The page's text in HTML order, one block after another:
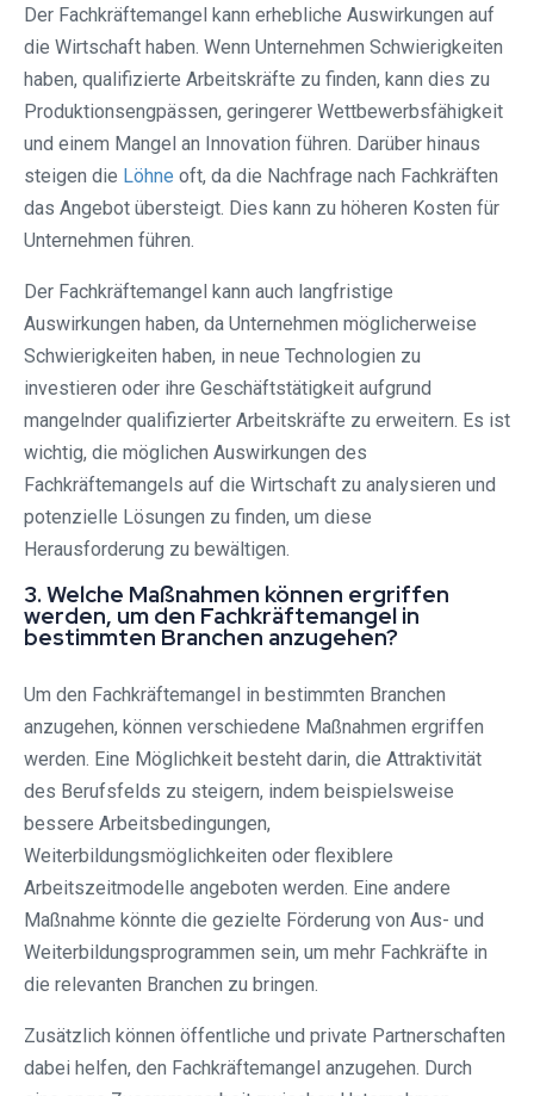
Der Fachkräftemangel kann erhebliche Auswirkungen auf
die Wirtschaft haben. Wenn Unternehmen Schwierigkeiten
haben, qualifizierte Arbeitskräfte zu finden, kann dies zu
Produktionsengpässen, geringerer Wettbewerbsfähigkeit
und einem Mangel an Innovation führen. Darüber hinaus
steigen die Löhne oft, da die Nachfrage nach Fachkräften
das Angebot übersteigt. Dies kann zu höheren Kosten für
Unternehmen führen.
Der Fachkräftemangel kann auch langfristige
Auswirkungen haben, da Unternehmen möglicherweise
Schwierigkeiten haben, in neue Technologien zu
investieren oder ihre Geschäftstätigkeit aufgrund
mangelnder qualifizierter Arbeitskräfte zu erweitern. Es ist
wichtig, die möglichen Auswirkungen des
Fachkräftemangels auf die Wirtschaft zu analysieren und
potenzielle Lösungen zu finden, um diese
Herausforderung zu bewältigen.
3. Welche Maßnahmen können ergriffen
werden, um den Fachkräftemangel in
bestimmten Branchen anzugehen?
Um den Fachkräftemangel in bestimmten Branchen
anzugehen, können verschiedene Maßnahmen ergriffen
werden. Eine Möglichkeit besteht darin, die Attraktivität
des Berufsfelds zu steigern, indem beispielsweise
bessere Arbeitsbedingungen,
Weiterbildungsmöglichkeiten oder flexiblere
Arbeitszeitmodelle angeboten werden. Eine andere
Maßnahme könnte die gezielte Förderung von Aus- und
Weiterbildungsprogrammen sein, um mehr Fachkräfte in
die relevanten Branchen zu bringen.
Zusätzlich können öffentliche und private Partnerschaften
dabei helfen, den Fachkräftemangel anzugehen. Durch